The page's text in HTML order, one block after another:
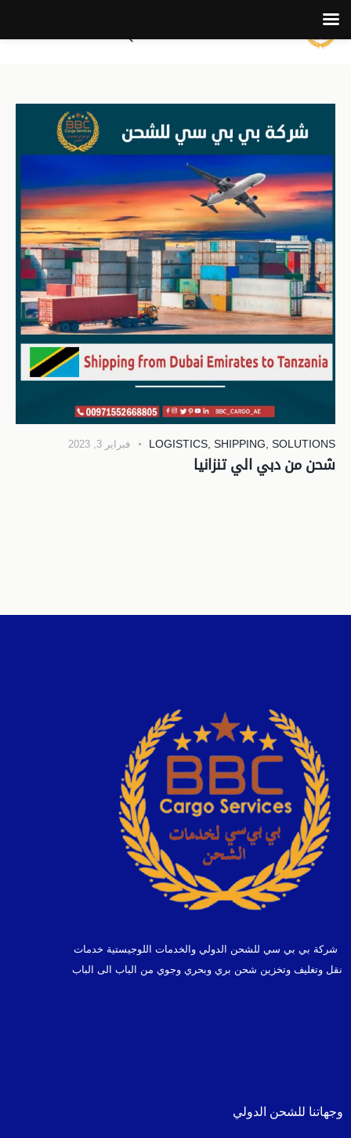
LOGISTICS SHIPPING SOLUTIONS فبراير 3, 2023
شحن من دبي الي تنزانيا
شركة بي بي سي للشحن الدولي والخدمات اللوجيستية خدمات
نقل وتغليف وتخزين شحن بري وبحري وجوي من الباب الى الباب
وجهاتنا للشحن الدولي